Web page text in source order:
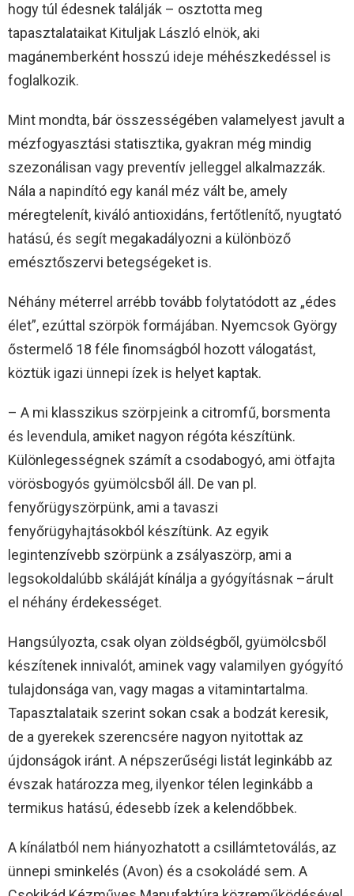
hogy túl édesnek találják – osztotta meg
tapasztalataikat Kituljak László elnök, aki
magánemberként hosszú ideje méhészkedéssel is
foglalkozik.
Mint mondta, bár összességében valamelyest javult a
mézfogyasztási statisztika, gyakran még mindig
szezonálisan vagy preventív jelleggel alkalmazzák.
Nála a napindító egy kanál méz vált be, amely
méregtelenít, kiváló antioxidáns, fertőtlenítő, nyugtató
hatású, és segít megakadályozni a különböző
emésztőszervi betegségeket is.
Néhány méterrel arrébb tovább folytatódott az „édes
élet”, ezúttal szörpök formájában. Nyemcsok György
őstermelő 18 féle finomságból hozott válogatást,
köztük igazi ünnepi ízek is helyet kaptak.
– A mi klasszikus szörpjeink a citromfű, borsmenta
és levendula, amiket nagyon régóta készítünk.
Különlegességnek számít a csodabogyó, ami ötfajta
vörösbogyós gyümölcsből áll. De van pl.
fenyőrügyszörpünk, ami a tavaszi
fenyőrügyhajtásokból készítünk. Az egyik
legintenzívebb szörpünk a zsályaszörp, ami a
legsokoldalúbb skáláját kínálja a gyógyításnak –árult
el néhány érdekességet.
Hangsúlyozta, csak olyan zöldségből, gyümölcsből
készítenek innivalót, aminek vagy valamilyen gyógyító
tulajdonsága van, vagy magas a vitamintartalma.
Tapasztalataik szerint sokan csak a bodzát keresik,
de a gyerekek szerencsére nagyon nyitottak az
újdonságok iránt. A népszerűségi listát leginkább az
évszak határozza meg, ilyenkor télen leginkább a
termikus hatású, édesebb ízek a kelendőbbek.
A kínálatból nem hiányozhatott a csillámtetoválás, az
ünnepi sminkelés (Avon) és a csokoládé sem. A